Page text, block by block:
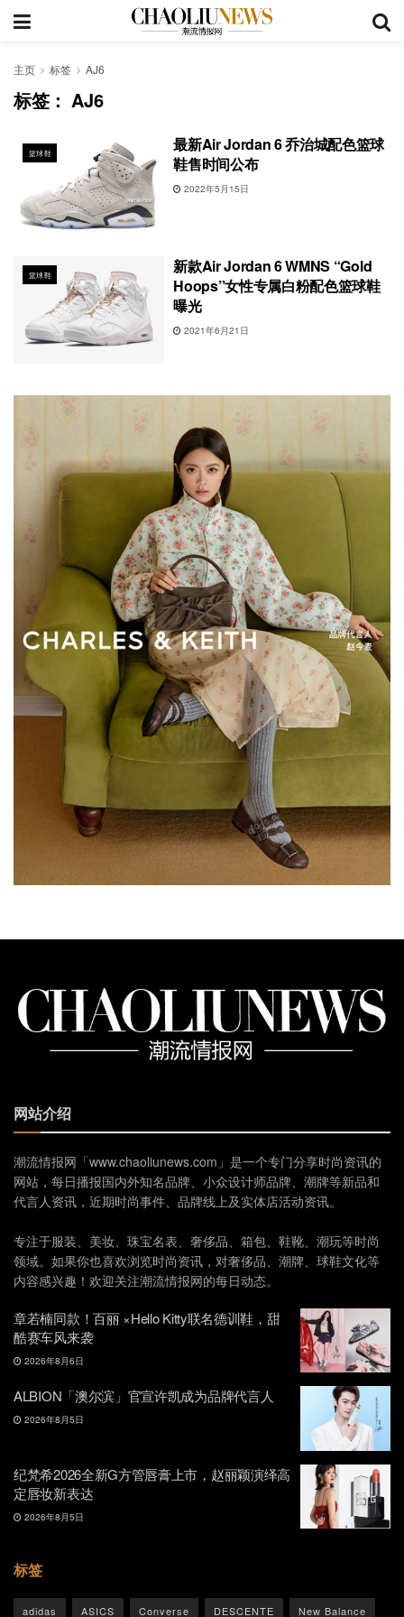
主页 标签 AJ6
标签：AJ6
篮球鞋
最新Air Jordan 6 乔治城配色篮球
鞋售时间公布
2022年5月15日
篮球鞋
新款Air Jordan 6 WMNS “Gold
Hoops”女性专属白粉配色篮球鞋
曝光
2021年6月21日
网站介绍
潮流情报网「www.chaoliunews.com」是一个专门分享时尚资讯的
网站，每日播报国内外知名品牌、小众设计师品牌、潮牌等新品和
代言人资讯，近期时尚事件、品牌线上及实体店活动资讯。
专注于服装、美妆、珠宝名表、奢侈品、箱包、鞋靴、潮玩等时尚
领域。如果你也喜欢浏览时尚资讯，对奢侈品、潮牌、球鞋文化等
内容感兴趣！欢迎关注潮流情报网的每日动态。
章若楠同款！百丽 ×Hello Kitty联名德训鞋，甜
酷赛车风来袭
2026年8月6日
ALBION「澳尔滨」官宣许凯成为品牌代言人
2026年8月5日
纪梵希2026全新G方管唇膏上市，赵丽颖演绎高
定唇妆新表达
2026年8月5日
标签
adidas ASICS Converse DESCENTE New Balance